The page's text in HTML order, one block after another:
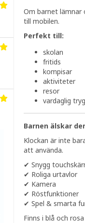
Om barnet lämnar
till mobilen.
Perfekt till:
skolan
fritids
kompisar
aktiviteter
resor
vardaglig
Barnen älskar
Klockan är inte
att använda.
✔ Snygg
✔ Roliga urtavlor
✔ Kamera
✔ Röstfunktioner
✔ Spel & smarta
Finns i blå och